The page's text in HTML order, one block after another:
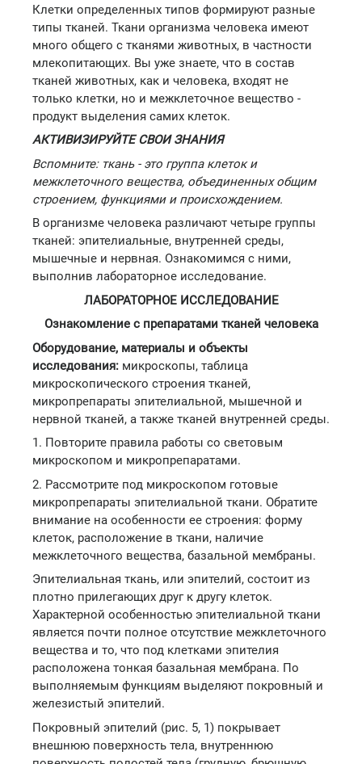
Клетки определенных типов формируют разные
типы тканей. Ткани организма человека имеют
много общего с тканями животных, в частности
млекопитающих. Вы уже знаете, что в состав
тканей животных, как и человека, входят не
только клетки, но и межклеточное вещество -
продукт выделения самих клеток.
АКТИВИЗИРУЙТЕ СВОИ ЗНАНИЯ
Вспомните: ткань - это группа клеток и
межклеточного вещества, объединенных общим
строением, функциями и происхождением.
В организме человека различают четыре группы
тканей: эпителиальные, внутренней среды,
мышечные и нервная. Ознакомимся с ними,
выполнив лабораторное исследование.
ЛАБОРАТОРНОЕ ИССЛЕДОВАНИЕ
Ознакомление с препаратами тканей человека
Оборудование, материалы и объекты
исследования: микроскопы, таблица
микроскопического строения тканей,
микропрепараты эпителиальной, мышечной и
нервной тканей, а также тканей внутренней среды.
1. Повторите правила работы со световым
микроскопом и микропрепаратами.
2. Рассмотрите под микроскопом готовые
микропрепараты эпителиальной ткани. Обратите
внимание на особенности ее строения: форму
клеток, расположение в ткани, наличие
межклеточного вещества, базальной мембраны.
Эпителиальная ткань, или эпителий, состоит из
плотно прилегающих друг к другу клеток.
Характерной особенностью эпителиальной ткани
является почти полное отсутствие межклеточного
вещества и то, что под клетками эпителия
расположена тонкая базальная мембрана. По
выполняемым функциям выделяют покровный и
железистый эпителий.
Покровный эпителий (рис. 5, 1) покрывает
внешнюю поверхность тела, внутреннюю